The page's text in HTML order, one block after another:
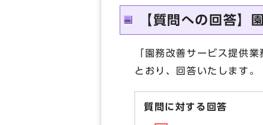
【質問への回答】
「園務改善サービス提供
とおり、回答いたします。
質問に対する回答